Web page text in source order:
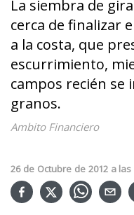
La siembra de
cerca de finalizar
a la costa, que
escurrimiento,
campos recién se
granos.
Ambito Financiero
26 de Octubre de 2012 a las